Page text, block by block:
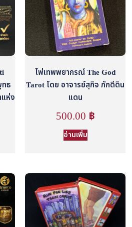
ทธ
ห่ง
ไพ่เทพพยากรณ์ The God
Tarot โดย อาจารย์สุกิจ ภักดีดิน
แดน
500.00 ฿
อ่านเพิ่ม